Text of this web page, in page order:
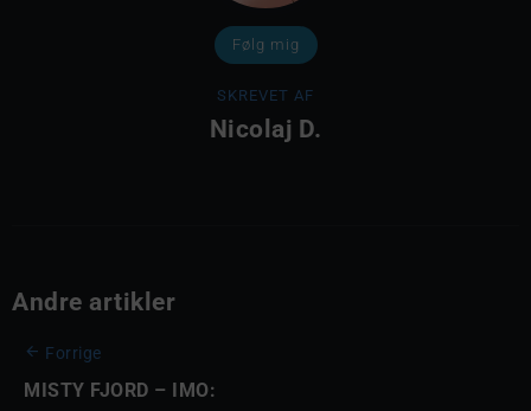
Følg mig
SKREVET AF
Nicolaj D.
Andre artikler
Forrige
MISTY FJORD – IMO: